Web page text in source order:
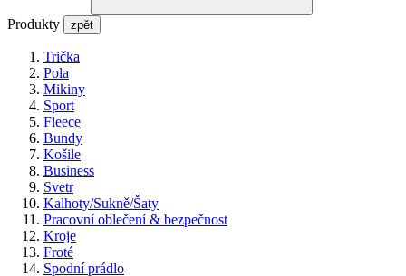
Produkty zpět
Trička
Pola
Mikiny
Sport
Fleece
Bundy
Košile
Business
Svetr
Kalhoty/Sukně/Šaty
Pracovní oblečení & bezpečnost
Kroje
Froté
Spodní prádlo